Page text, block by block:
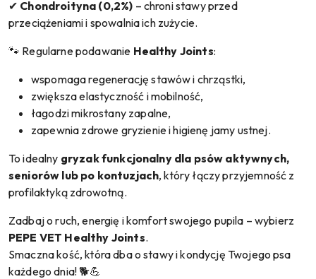
✔ Chondroityna (0,2%) – chroni stawy przed
przeciążeniami i spowalnia ich zużycie.
🐾 Regularne podawanie Healthy Joints:
wspomaga regenerację stawów i chrząstki,
zwiększa elastyczność i mobilność,
łagodzi mikrostany zapalne,
zapewnia zdrowe gryzienie i higienę jamy ustnej.
To idealny gryzak funkcjonalny dla psów aktywnych,
seniorów lub po kontuzjach, który łączy przyjemność z
profilaktyką zdrowotną.
Zadbaj o ruch, energię i komfort swojego pupila – wybierz
PEPE VET Healthy Joints.
Smaczna kość, która dba o stawy i kondycję Twojego psa
każdego dnia! 🐕💪